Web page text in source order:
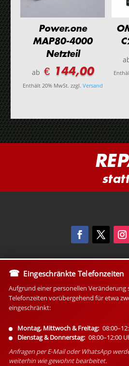
Power.one
MAP80-4000
Netzteil
ab € 144,00
Enthält 20% MwSt. zzgl. Versand
Eingeschränkte Telefonzeiten
Aufgrund einer personellen Veränderung
Telefonzeiten vorübergehend für etwa
eingeschränkt:
Montag, Mittwoch & Freitag:
Dienstag & Donnerstag: 08:00–12:00
Anfragen per E-Mail oder WhatsApp
weiterhin wie gewohnt bearbeitet.